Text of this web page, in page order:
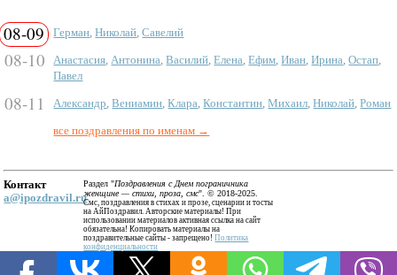
08-09 Герман ,Николай ,Савелий
08-10 Анастасия Антонина ,Василий ,Елена ,Ефим ,Иван ,Ирина ,Остап
Павел
08-11 Александр ,Вениамин ,Клара ,Константин ,Михаил ,Николай ,Роман
все поздравления по именам →
Контакт
a@ipozdravil.ru
Раздел "Поздравления с Днем пограничника
женщине — стихи, проза, смс". © 2018-2025.
Смс, поздравления в стихах и прозе, сценарии и тосты
на АйПоздравил. Авторские материалы! При
использовании материалов активная ссылка на сайт
обязательна! Копировать материалы на
поздравительные сайты - запрещено!Политика
конфиденциальности